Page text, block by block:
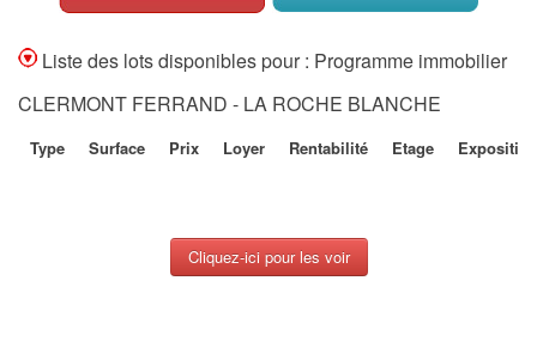
Liste des lots disponibles pour : Programme immobilier
CLERMONT FERRAND - LA ROCHE BLANCHE
Type Surface Prix Loyer Rentabilité Etage Exposition
Cliquez-ici pour les voir